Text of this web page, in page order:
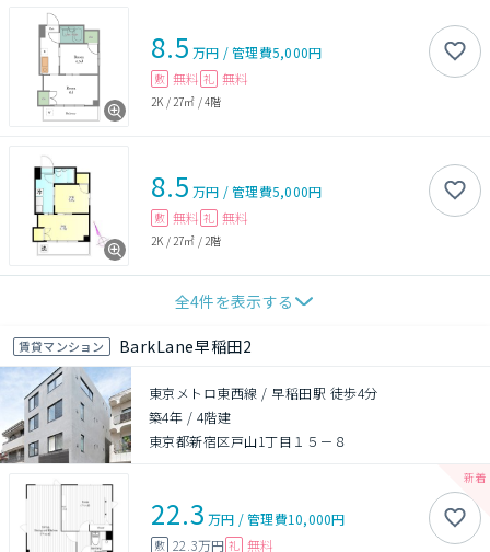
8.5 万円 /管理費5,000円
敷 無料 礼 無料
2K / 27㎡ /4階
8.5 万円 /管理費5,000円
敷 無料 礼 無料
2K / 27㎡ / 2階
全4件を表示する
賃貸マンション BarkLane早稲田2
東京メトロ東西線 / 早稲田駅 徒歩4分
築4年 / 4階建
東京都新宿区戸山1丁目１５－８
22.3 万円 /管理費10,000円
敷 22.3万円 礼 無料